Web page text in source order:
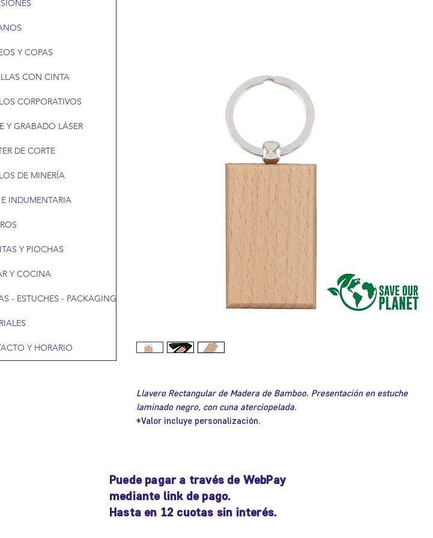
Llavero Rectangular de Madera de Bamboo. Presentación en estuche
laminado negro, con cuna aterciopelada.
*Valor incluye personalización.
Y COPAS
CON CINTA
CORPORATIVOS
Y GRABADO LÁSER
DE CORTE
DE MINERÍA
INDUMENTARIA
Y PIOCHAS
Y COCINA
- ESTUCHES - PACKAGING
Y HORARIO
Puede pagar a través de WebPay
mediante link de pago.
Hasta en 12 cuotas sin interés.